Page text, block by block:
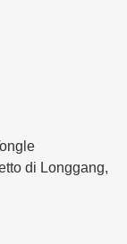
di Longgang,